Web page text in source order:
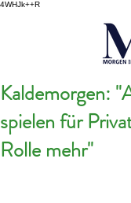
4WHJk++R
Kaldemorgen:
spielen für
Rolle mehr"